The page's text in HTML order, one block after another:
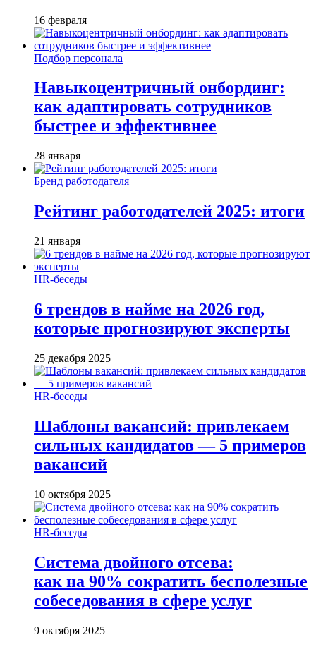
16 февраля
Подбор персонала
Навыкоцентричный онбординг:
как адаптировать сотрудников
быстрее и эффективнее
28 января
Бренд работодателя
Рейтинг работодателей 2025: итоги
21 января
HR-беседы
6 трендов в найме на 2026 год,
которые прогнозируют эксперты
25 декабря 2025
HR-беседы
Шаблоны вакансий: привлекаем
сильных кандидатов — 5 примеров
вакансий
10 октября 2025
HR-беседы
Система двойного отсева:
как на 90% сократить бесполезные
собеседования в сфере услуг
9 октября 2025